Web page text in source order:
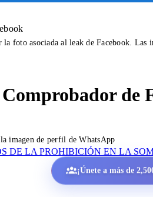
foto asociada al leak de Facebook. Las
de
imagen de perfil de WhatsApp
DE LA PROHIBICIÓN EN LA
¡Únete a más de